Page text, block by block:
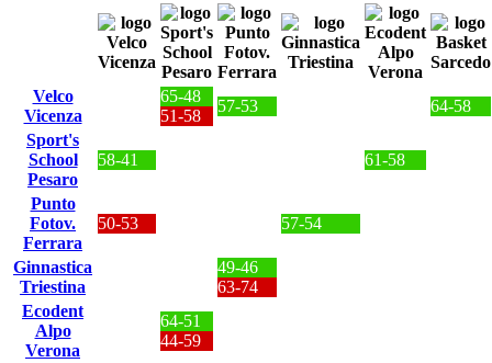
Velco
Vicenza
65-48
51-58
57-53
64-58
Sport's
School
Pesaro
58-41 61-58
Punto
Fotov.
Ferrara
50-53 57-54
Ginnastica
Triestina
49-46
63-74
Ecodent
Alpo
Verona
64-51
44-59